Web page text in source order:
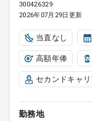
300426329
2026年07月29日更新
当直なし
高額年俸
セカンドキャリ
勤務地